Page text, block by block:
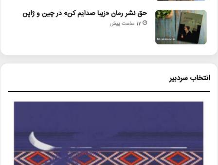
حق نشر رمان «زیبا صدایم کن» در چین و ژاپن
12 ساعت پیش
انتخاب سردبیر